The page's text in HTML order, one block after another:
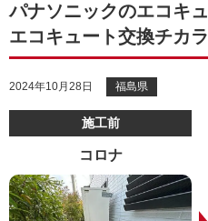
パナソニックのエコキ
エコキュート交換チカラ
2024年10月28日 福島県
施工前
コロナ